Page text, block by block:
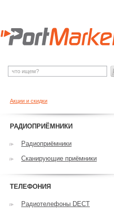
Акции и скидки
РАДИОПРИЁМНИКИ
Радиоприёмники
Сканирующие приёмники
ТЕЛЕФОНИЯ
Радиотелефоны DECT